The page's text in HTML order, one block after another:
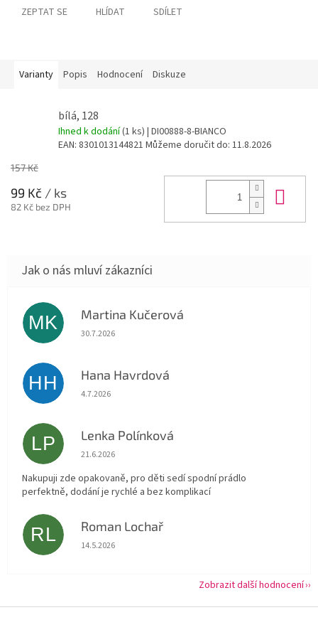
ZEPTAT SE HLÍDAT SDÍLET
Varianty Popis Hodnocení Diskuze
bílá, 128
Ihned k dodání(1 ks) | DI00888-8-BIANCO
EAN: 8301013144821 Můžeme doručit do: 11.8.2026
157 Kč
99 Kč / ks
82 Kč bez DPH
MK Martina Kučerová
Hodnocení obchodu je 5 z 5 hvězdiček.
30.7.2026
HH Hana Havrdová
Hodnocení obchodu je 5 z 5 hvězdiček.
4.7.2026
LP Lenka Polínková
Hodnocení obchodu je 5 z 5 hvězdiček.
21.6.2026
Nakupuji zde opakovaně, pro děti sedí spodní prádlo
perfektně, dodání je rychlé a bez komplikací
RL Roman Lochař
Hodnocení obchodu je 5 z 5 hvězdiček.
14.5.2026
Zobrazit další hodnocení